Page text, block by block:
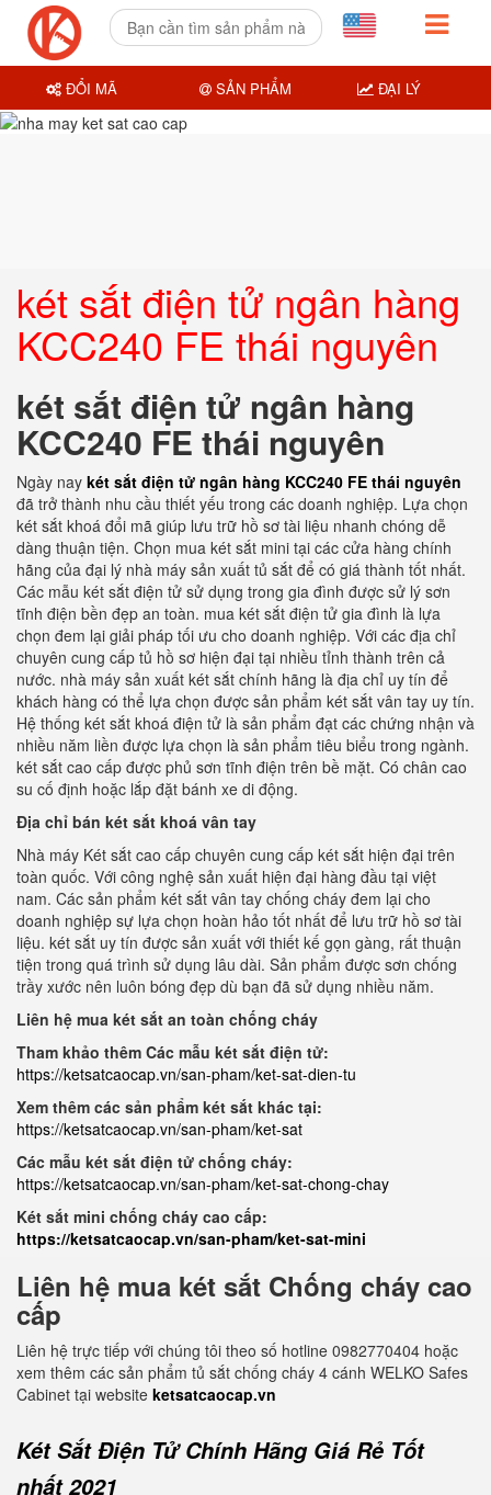
két sắt điện tử ngân hàng
KCC240 FE thái nguyên
két sắt điện tử ngân hàng
KCC240 FE thái nguyên
Ngày nay két sắt điện tử ngân hàng KCC240 FE thái nguyên
đã trở thành nhu cầu thiết yếu trong các doanh nghiệp. Lựa chọn
két sắt khoá đổi mã giúp lưu trữ hồ sơ tài liệu nhanh chóng dễ
dàng thuận tiện. Chọn mua két sắt mini tại các cửa hàng chính
hãng của đại lý nhà máy sản xuất tủ sắt để có giá thành tốt nhất.
Các mẫu két sắt điện tử sử dụng trong gia đình được sử lý sơn
tĩnh điện bền đẹp an toàn. mua két sắt điện tử gia đình là lựa
chọn đem lại giải pháp tối ưu cho doanh nghiệp. Với các địa chỉ
chuyên cung cấp tủ hồ sơ hiện đại tại nhiều tỉnh thành trên cả
nước. nhà máy sản xuất két sắt chính hãng là địa chỉ uy tín để
khách hàng có thể lựa chọn được sản phẩm két sắt vân tay uy tín.
Hệ thống két sắt khoá điện tử là sản phẩm đạt các chứng nhận và
nhiều năm liền được lựa chọn là sản phẩm tiêu biểu trong ngành.
két sắt cao cấp được phủ sơn tĩnh điện trên bề mặt. Có chân cao
su cố định hoặc lắp đặt bánh xe di động.
Địa chỉ bán két sắt khoá vân tay
Nhà máy Két sắt cao cấp chuyên cung cấp két sắt hiện đại trên
toàn quốc. Với công nghệ sản xuất hiện đại hàng đầu tại việt
nam. Các sản phẩm két sắt vân tay chống cháy đem lại cho
doanh nghiệp sự lựa chọn hoàn hảo tốt nhất để lưu trữ hồ sơ tài
liệu. két sắt uy tín được sản xuất với thiết kế gọn gàng, rất thuận
tiện trong quá trình sử dụng lâu dài. Sản phẩm được sơn chống
trầy xước nên luôn bóng đẹp dù bạn đã sử dụng nhiều năm.
Liên hệ mua két sắt an toàn chống cháy
Tham khảo thêm Các mẫu két sắt điện tử:
https://ketsatcaocap.vn/san-pham/ket-sat-dien-tu
Xem thêm các sản phẩm két sắt khác tại:
https://ketsatcaocap.vn/san-pham/ket-sat
Các mẫu két sắt điện tử chống cháy:
https://ketsatcaocap.vn/san-pham/ket-sat-chong-chay
Két sắt mini chống cháy cao cấp:
https://ketsatcaocap.vn/san-pham/ket-sat-mini
Liên hệ mua két sắt Chống cháy cao
cấp
Liên hệ trực tiếp với chúng tôi theo số hotline 0982770404 hoặc
xem thêm các sản phẩm tủ sắt chống cháy 4 cánh WELKO Safes
Cabinet tại website ketsatcaocap.vn
Két Sắt Điện Tử Chính Hãng Giá Rẻ Tốt
nhất 2021
ĐỔI MÃ SẢN PHẨM ĐẠI LÝ